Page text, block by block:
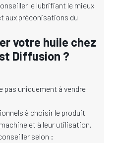
le lubrifiant le mieux
aux préconisations du
votre huile chez
Diffusion ?
uniquement à vendre
à choisir le produit
et à leur utilisation.
selon :